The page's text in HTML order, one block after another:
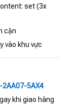
set (3x
cận
vào khu vực
2AA07-5AX4
khi giao hàng